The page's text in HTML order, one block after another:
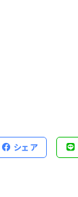
シェア